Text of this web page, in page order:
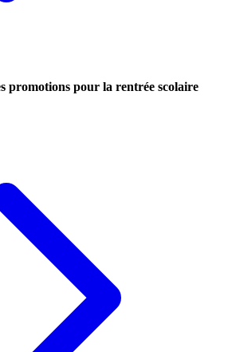
promotions pour la rentrée scolaire